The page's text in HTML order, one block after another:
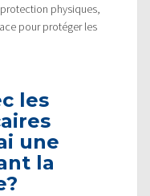
physiques,
pour protéger les
les
une
la